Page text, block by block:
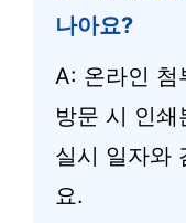
나아요?
A: 온라인 첨
방문 시 인쇄
실시 일자와
요.